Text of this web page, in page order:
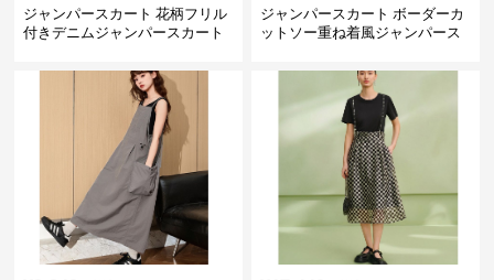
ジャンパースカート 花柄フリル
付きデニムジャンパースカート
ジャンパースカート ボーダーカ
ットソー重ね着風ジャンパース